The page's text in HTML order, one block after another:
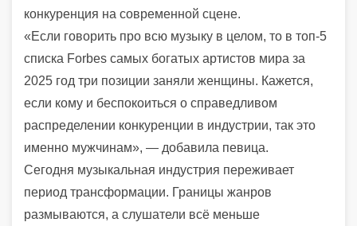
конкуренция на современной сцене.
«Если говорить про всю музыку в целом, то в топ-5
списка Forbes самых богатых артистов мира за
2025 год три позиции заняли женщины. Кажется,
если кому и беспокоиться о справедливом
распределении конкуренции в индустрии, так это
именно мужчинам», — добавила певица.
Сегодня музыкальная индустрия переживает
период трансформации. Границы жанров
размываются, а слушатели всё меньше